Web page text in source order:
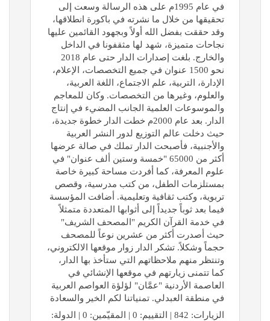
في عام 1995م على هذه الرسالة وسعت إلى
تحقيقها من خلال ما نشرته في باكورة انطلاقها،
وقد حققت بفضل الله أولاً وبجهود القائمين عليها
نجاحات متميزة، شهد لها مثقفونا في الداخل
والخارج. بلغت إصدارات الدار حتى عام 2018
نحو 1500 عنوان في جميع التخصصات، الإعلام،
الإدارة، التربية، علم الاجتماع، اللغة العربية،
والعلوم، وغيرها من التخصصات. وكان للمعاجم
والموسوعات العلمية الجانب المضيء في إنتاج
الدار. بعد عام 2000م خطت الدار خطوة جديدة،
حيث دخلت عالم التوزيع لدور النشر العربية
والأجنبية، فأصبحت الدار تملك في صالة عرضها
أكثر من 65000 "خمسة وستين ألف عنوان" في
علوم المعرفة، كما أفردت مساحة كبيرة خاصة
بمستلزمات الطفل، من كتب مدرسية، وقصص
تربوية، وكتب ثقافية وتعليمية. أضافت المؤسسة
فيما بعد ثوباً جديداً إلى أثوابها المتعددة متمثلاً
في خدمة القرآن الكريم "المصحف الشريف"
حيث أصدرت أكثر من عشرين نوعاً للمصحف
حجماً وشكلاً. تشكر الدار زوار موقعها الالكتروني،
وتنتظر منهم ملاحظاتهم التي ستأخذ بها الدار،
كما تتمنى زيارتهم في موقعها الإنشائي في
العاصمة الأردنية "عمَّان" لؤلؤة العواصم العربية
في منطقة العبدلي. تمنياتنا لكم الخير والسعادة
الزيارات: 842 | التقييم: 0 | المقيّمين: 0 | الدولة: